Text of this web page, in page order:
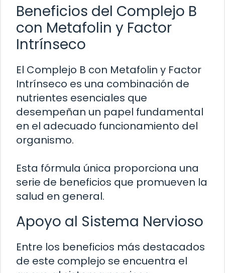
Beneficios del Complejo B
con Metafolin y Factor
Intrínseco
El Complejo B con Metafolin y Factor
Intrínseco es una combinación de
nutrientes esenciales que
desempeñan un papel fundamental
en el adecuado funcionamiento del
organismo.
Esta fórmula única proporciona una
serie de beneficios que promueven la
salud en general.
Apoyo al Sistema Nervioso
Entre los beneficios más destacados
de este complejo se encuentra el